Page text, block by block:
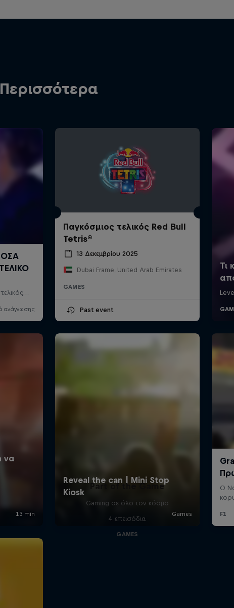
Περισσότερα
Παγκόσμιος τελικός Red Bull
Tetris®
13 Δεκεμβρίου 2025
Dubai Frame, United Arab Emirates
GAMES
Past event
Part of the Game
Gaming σε όλο τον κόσμο
4 επεισόδια
GAMES